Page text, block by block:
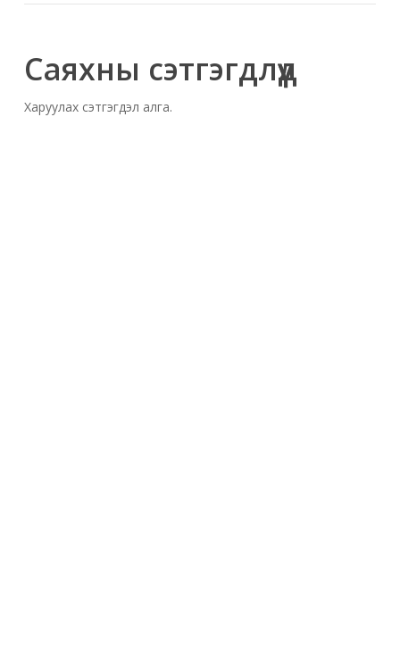
Саяхны сэтгэгдлүүд
Харуулах сэтгэгдэл алга.